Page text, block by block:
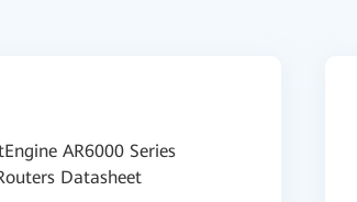
AR6000 Series
Datasheet